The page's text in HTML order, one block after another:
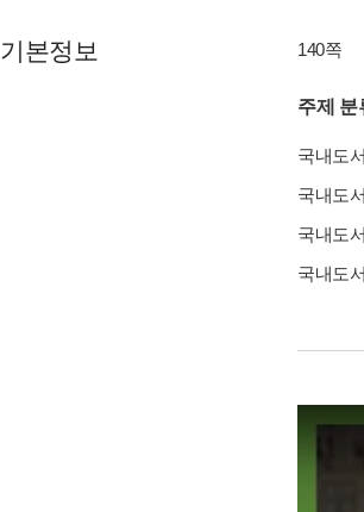
기본정보 140쪽
주제 분
국내도
국내도
국내도
국내도